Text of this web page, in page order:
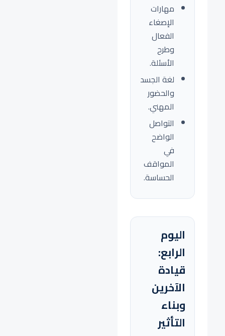
مهارات
الإصغاء
الفعال
وطرح
الأسئلة.
لغة الجسد
والحضور
المهني.
التواصل
الواضح
في
المواقف
الحساسة.
اليوم
الرابع:
قيادة
الآخرين
وبناء
التأثير